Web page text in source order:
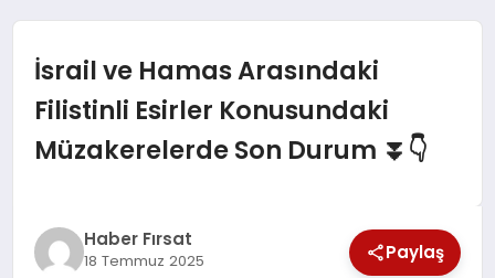
SAĞLIK
MAGAZİN
İsrail ve Hamas Arasındaki
Filistinli Esirler Konusundaki
Müzakerelerde Son Durum ⏬👇
Haber Fırsat
18 Temmuz 2025 Paylaş